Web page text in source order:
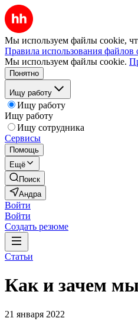
Мы используем файлы cookie,
Правила использования файлов
Мы используем файлы cookie.
Понятно
Ищу работу
Ищу работу
Ищу работу
Ищу сотрудника
Сервисы
Помощь
Ещё
Поиск
Андра
Войти
Войти
Создать резюме
Статьи
Как и зачем
21 января 2022